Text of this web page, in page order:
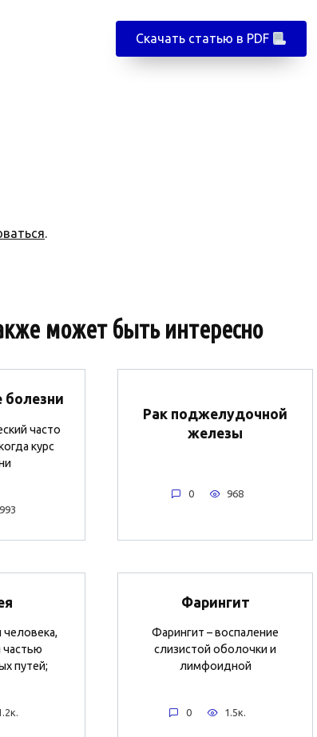
Скачать статью в PDF
.
может быть интересно
болезни
часто
курс
993
Рак поджелудочной
железы
0 968
человека,
путей;
Фарингит
Фарингит – воспаление
слизистой оболочки и
лимфоидной
0 1.5к.